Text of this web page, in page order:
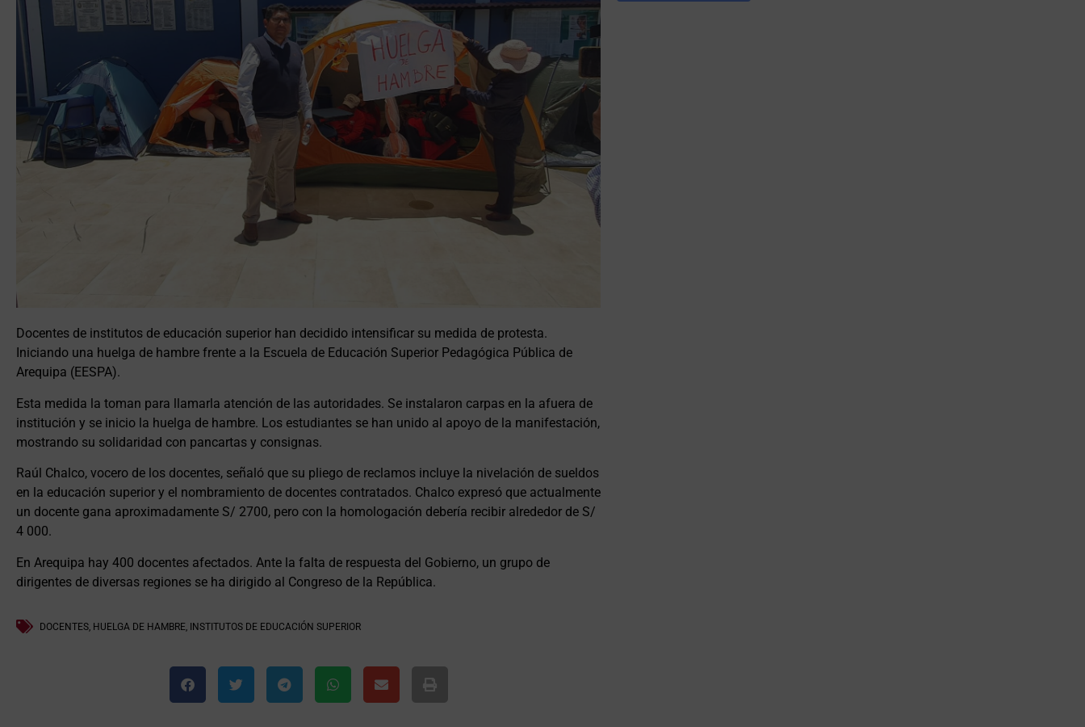
Docentes de institutos de educación superior han decidido intensificar su medida de protesta.
Iniciando una huelga de hambre frente a la Escuela de Educación Superior Pedagógica Pública de
Arequipa (EESPA).
Esta medida la toman para llamarla atención de las autoridades. Se instalaron carpas en la afuera de
institución y se inicio la huelga de hambre. Los estudiantes se han unido al apoyo de la manifestación,
mostrando su solidaridad con pancartas y consignas.
Raúl Chalco, vocero de los docentes, señaló que su pliego de reclamos incluye la nivelación de sueldos
en la educación superior y el nombramiento de docentes contratados. Chalco expresó que actualmente
un docente gana aproximadamente S/ 2700, pero con la homologación debería recibir alrededor de S/
4 000.
En Arequipa hay 400 docentes afectados. Ante la falta de respuesta del Gobierno, un grupo de
dirigentes de diversas regiones se ha dirigido al Congreso de la República.
DOCENTES, HUELGA DE HAMBRE, INSTITUTOS DE EDUCACIÓN SUPERIOR